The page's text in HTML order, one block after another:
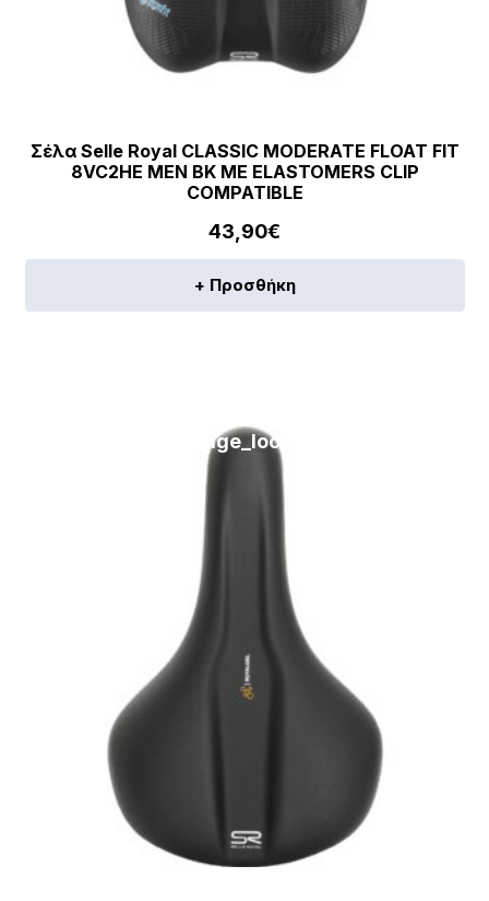
Σέλα Selle Royal CLASSIC MODERATE FLOAT FIT
8VC2HE MEN BK ΜΕ ELASTOMERS CLIP
COMPATIBLE
43,90€
+ Προσθήκη
[discount_percentage_loop]